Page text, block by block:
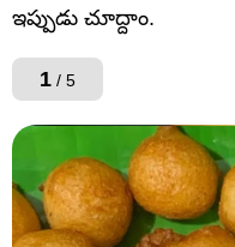
ఇప్పుడు చూద్దాం.
1 / 5